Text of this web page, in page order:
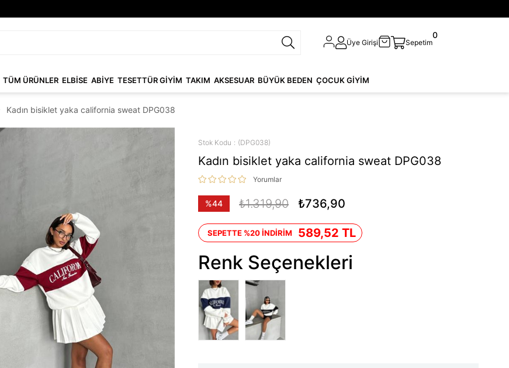
Üye Girişi Sepetim
0
TÜM ÜRÜNLER ELBİSE ABİYE TESETTÜR GİYİM TAKIM AKSESUAR BÜYÜK BEDEN ÇOCUK GİYİM
Kadın bisiklet yaka california sweat DPG038
Stok Kodu (DPG038)
Kadın bisiklet yaka california sweat DPG038
Yorumlar
%44
₺1.319,90 ₺736,90
SEPETTE %20 İNDİRİM 589,52 TL
Renk Seçenekleri